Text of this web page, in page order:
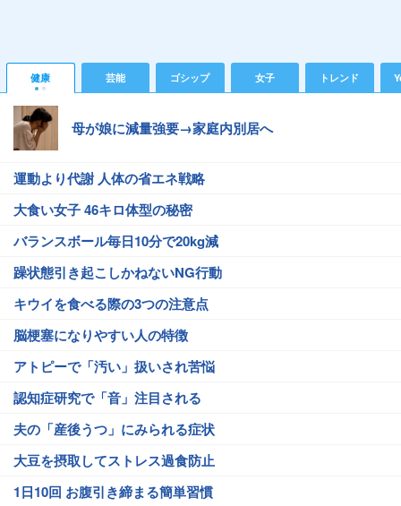
健康 芸能 ゴシップ 女子 トレンド
母が娘に減量強要→家庭内別居へ
運動より代謝 人体の省エネ戦略
大食い女子 46キロ体型の秘密
バランスボール毎日10分で20kg減
躁状態引き起こしかねないNG行動
キウイを食べる際の3つの注意点
脳梗塞になりやすい人の特徴
アトピーで「汚い」扱いされ苦悩
認知症研究で「音」注目される
夫の「産後うつ」にみられる症状
大豆を摂取してストレス過食防止
1日10回 お腹引き締まる簡単習慣